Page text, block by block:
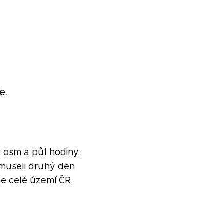
a půl hodiny.
druhý den
celé území ČR.